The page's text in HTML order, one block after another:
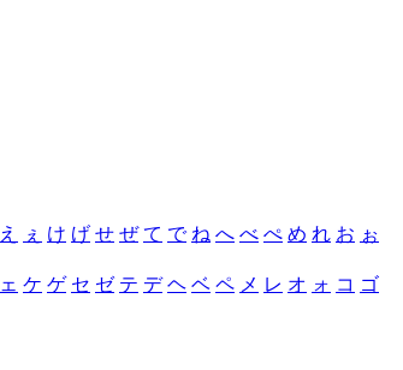
え ぇ け げ せ ぜ て で ね へ べ ぺ め れ お ぉ
ェ ケ ゲ セ ゼ テ デ ヘ ベ ペ メ レ オ ォ コ ゴ